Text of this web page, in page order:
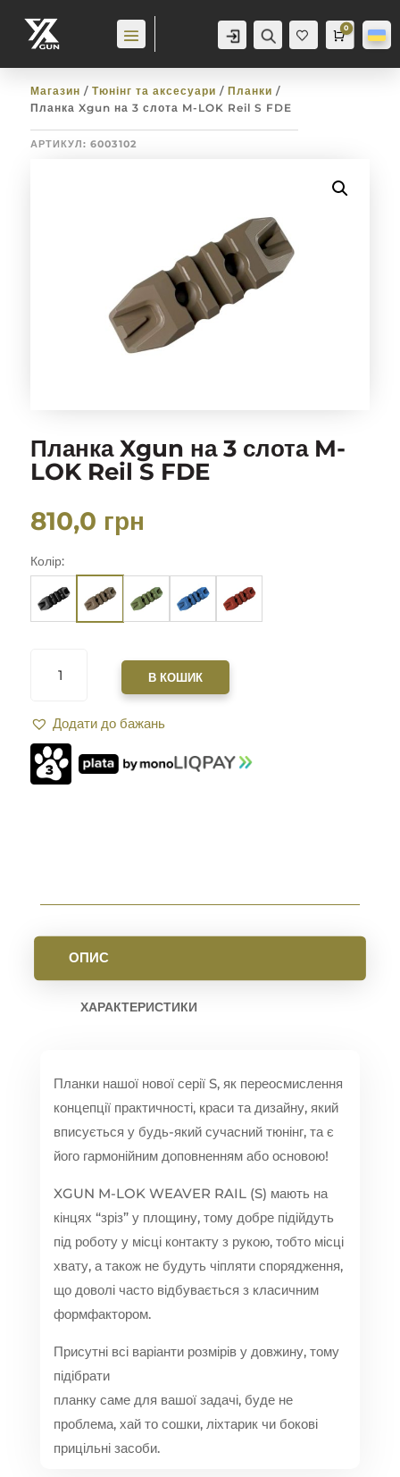
Аккаунт Пошук
Баж
анн
Cart
0
0,0грн
Магазин / Тюнінг та аксесуари / Планки /
Планка Xgun на 3 слота M-LOK Reil S FDE
АРТИКУЛ: 6003102
Планка Xgun на 3 слота M-
LOK Reil S FDE
810,0 грн
Колір:
XGUN
СЛОТА
M-
LOK
REIL
В КОШИК
Додати до бажань
ОПИС
ХАРАКТЕРИСТИКИ
Планки нашої нової серії S, як переосмислення
концепції практичності, краси та дизайну, який
вписується у будь-який сучасний тюнінг, та є
його гармонійним доповненням або основою!
XGUN M-LOK WEAVER RAIL (S) мають на
кінцях “зріз” у площину, тому добре підійдуть
під роботу у місці контакту з рукою, тобто місці
хвату, а також не будуть чіпляти спорядження,
що доволі часто відбувається з класичним
формфактором.
Присутні всі варіанти розмірів у довжину, тому
підібрати
планку саме для вашої задачі, буде не
проблема, хай то сошки, ліхтарик чи бокові
прицільні засоби.